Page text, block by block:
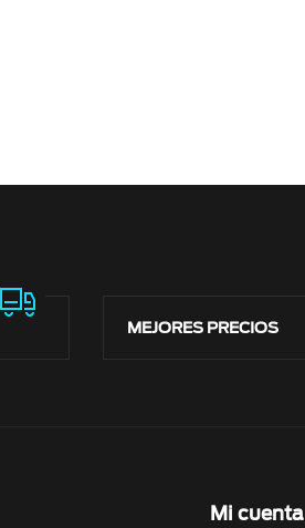
MEJORES PRECIOS
Mi cuenta